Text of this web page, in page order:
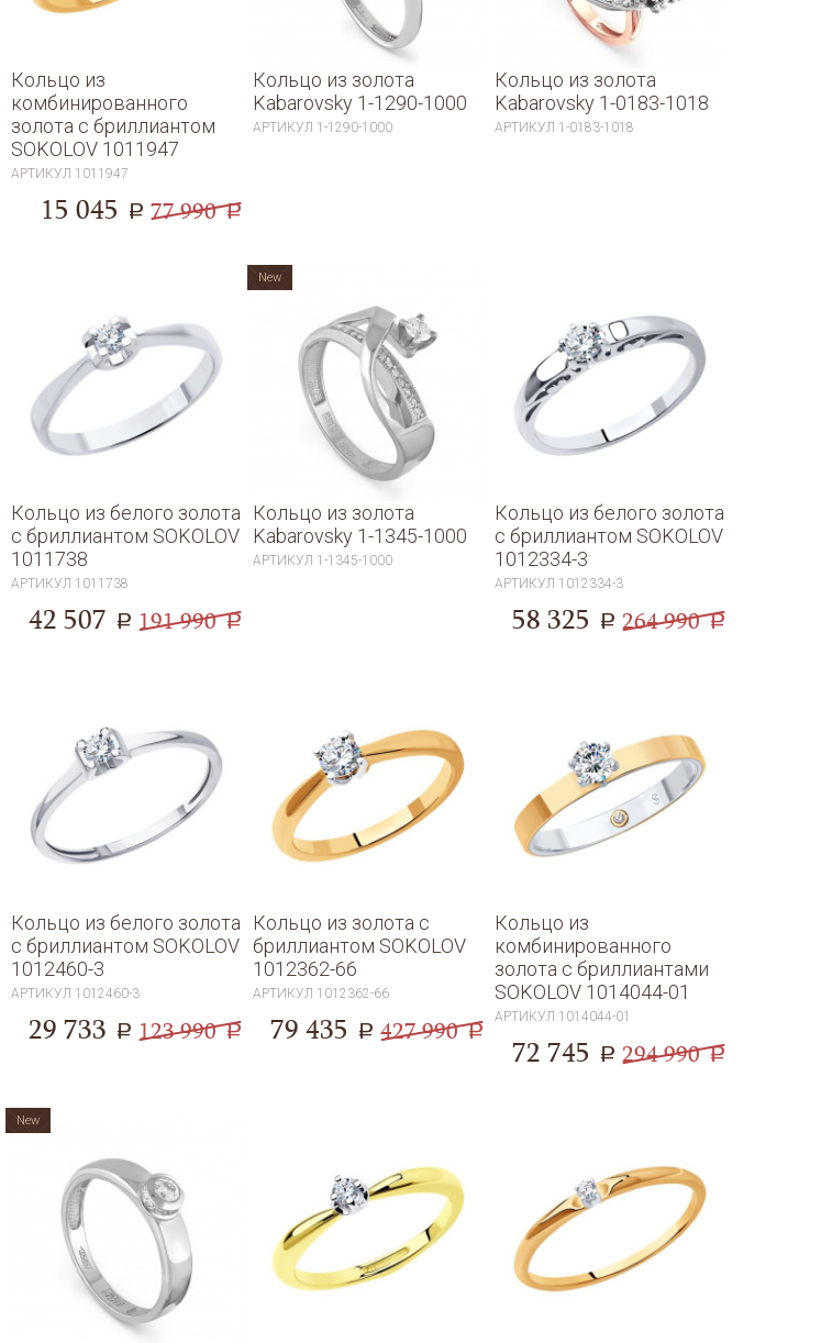
Кольцо из
комбинированного
золота с бриллиантом
SOKOLOV 1011947
АРТИКУЛ 1011947
15 045 a 77 990 a
Кольцо из золота
Kabarovsky 1-1290-1000
АРТИКУЛ 1-1290-1000
Кольцо из золота
Kabarovsky 1-0183-1018
АРТИКУЛ 1-0183-1018
Кольцо из белого золота
с бриллиантом SOKOLOV
1011738
АРТИКУЛ 1011738
42 507 a 191 990 a
Кольцо из золота
Kabarovsky 1-1345-1000
АРТИКУЛ 1-1345-1000
New
Кольцо из белого золота
с бриллиантом SOKOLOV
1012334-3
АРТИКУЛ 1012334-3
58 325 a 264 990 a
Кольцо из белого золота
с бриллиантом SOKOLOV
1012460-3
АРТИКУЛ 1012460-3
29 733 a 123 990 a
Кольцо из золота с
бриллиантом SOKOLOV
1012362-66
АРТИКУЛ 1012362-66
79 435 a 427 990 a
Кольцо из
комбинированного
золота с бриллиантами
SOKOLOV 1014044-01
АРТИКУЛ 1014044-01
72 745 a 294 990 a
New